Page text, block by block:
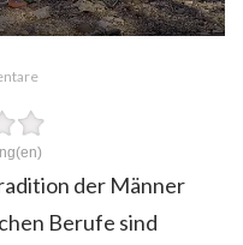
der Männer
Berufe sind